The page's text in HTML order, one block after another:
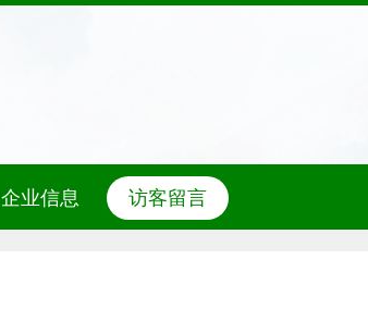
企业信息 访客留言